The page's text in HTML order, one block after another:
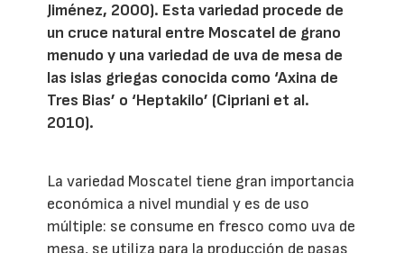
Jiménez, 2000). Esta variedad procede de
un cruce natural entre Moscatel de grano
menudo y una variedad de uva de mesa de
las islas griegas conocida como ‘Axina de
Tres Bias’ o ‘Heptakilo’ (Cipriani et al.
2010).
La variedad Moscatel tiene gran importancia
económica a nivel mundial y es de uso
múltiple: se consume en fresco como uva de